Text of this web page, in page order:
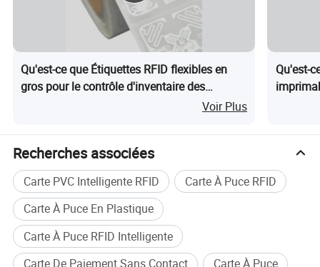
3. Large gamme d'application : carte IC sans contact peut
être utilisé dans les différents systèmes, les utilisateurs
peuvent définir différentes selon les mots de passe et de
conditions d'accès à différentes applications ;
4. De bonnes performances de cryptage : pour le
mécanisme de vérification, chaque secteur a l'opération
mot de passe et conditions d'accès, d'autres gens sont
très copier et de vérification de la fissure.
Qu'est-ce que Étiquettes RFID flexibles en
gros pour le contrôle d'inventaire des
vêtements dans les magasins de détailVoir Plus
Qu'est-
Recherches associées
Carte PVC Intelligente RFID
Carte À Puce RFID
Carte À Puce En Plastique
Carte À Puce RFID Intelligente
Carte De Paiement Sans Contact
Carte À Puce